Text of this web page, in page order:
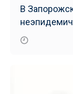
В
гриппа и